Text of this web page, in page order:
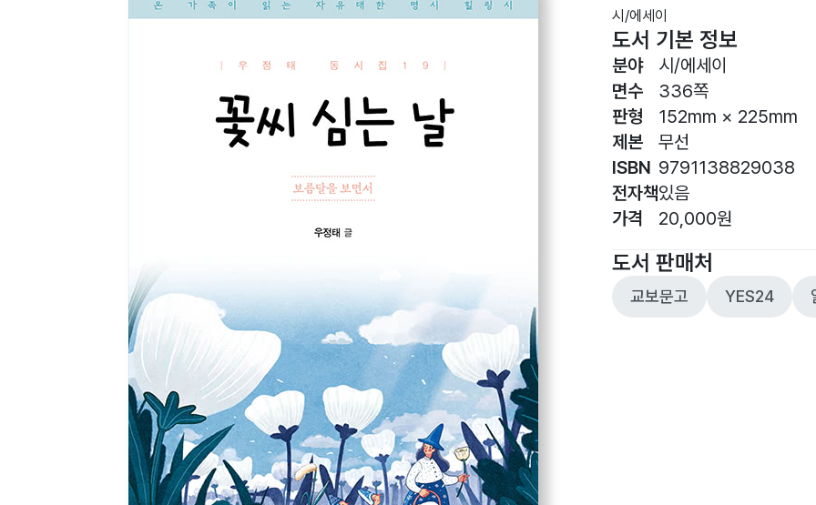
시/에세이
도서 기본 정보
분야
면수
판형
제본
ISBN
전자책
가격
시/에세이
336쪽
152mm × 225mm
무선
9791138829038
있음
20,000원
도서 판매처
교보문고 YES24